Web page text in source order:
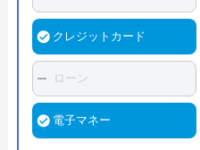
クレジットカード
ローン
電子マネー